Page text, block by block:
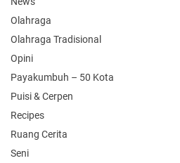
Olahraga
Olahraga Tradisional
Opini
Payakumbuh – 50 Kota
Puisi & Cerpen
Recipes
Ruang Cerita
Seni